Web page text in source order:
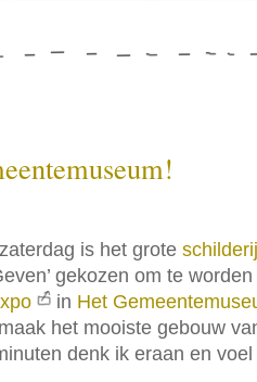
is het grote schilderij
gekozen om te
in Het
het mooiste gebouw
denk ik eraan en